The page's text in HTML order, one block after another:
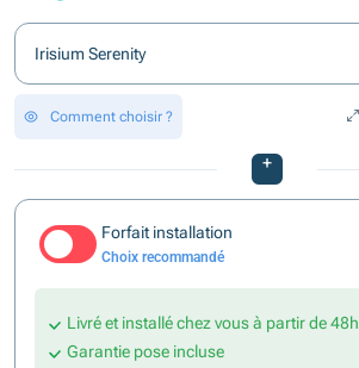
Irisium Serenity
Comment choisir ?
+
Forfait installation
Choix recommandé
Livré et installé chez vous à partir de 48h
Garantie pose incluse